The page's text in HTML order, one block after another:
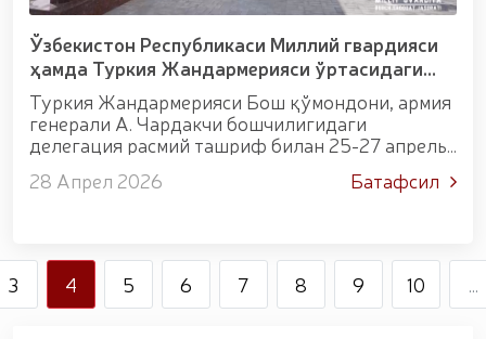
уруши қатнашчиларини рағбатлантириш
тўғрисида"ги
Ўзбекистон Республикаси Миллий гвардияси
ҳамда Туркия Жандармерияси ўртасидаги
ўзаро ҳамкорлик янги босқичга кўтарилмоқд...
Туркия Жандармерияси Бош қўмондони, армия
генерали А. Чардакчи бошчилигидаги
делегация расмий ташриф билан 25-27 апрель
гвардия қўмондони генерал-полковник
28 Апрел 2026 Батафсил
3 4 5 6 7 8 9 10